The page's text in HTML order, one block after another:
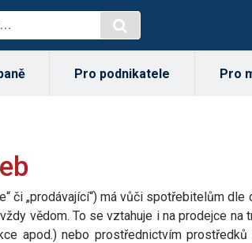
Pro podnikatele Pro
či „prodávající“) má vůči spotřebitelům
vědom. To se vztahuje i na prodejce
apod.) nebo prostřednictvím prostředků